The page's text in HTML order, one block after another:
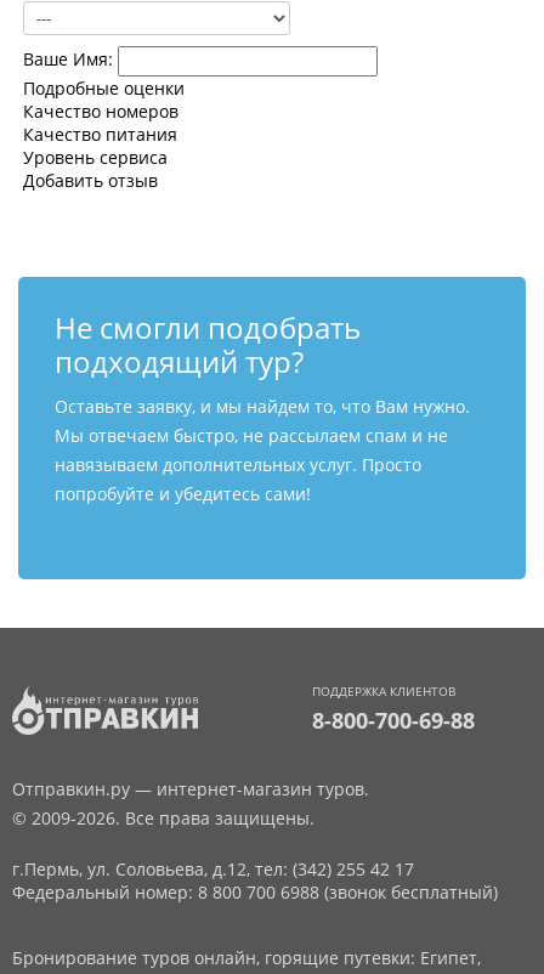
Ваше Имя:
Подробные оценки
Качество номеров
Качество питания
Уровень сервиса
Добавить отзыв
Не смогли подобрать
подходящий тур?
Оставьте заявку, и мы найдем то, что Вам нужно.
Мы отвечаем быстро, не рассылаем спам и не
навязываем дополнительных услуг. Просто
попробуйте и убедитесь сами!
ПОДДЕРЖКА КЛИЕНТОВ
8-800-700-69-88
Отправкин.ру — интернет-магазин туров.
© 2009-2026. Все права защищены.
г.Пермь, ул. Соловьева, д.12, тел: (342) 255 42 17
Федеральный номер: 8 800 700 6988 (звонок бесплатный)
Бронирование туров онлайн, горящие путевки: Египет,